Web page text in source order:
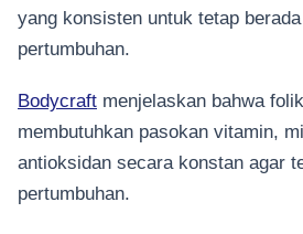
yang konsisten untuk tetap
pertumbuhan.
Bodycraft menjelaskan bahwa
membutuhkan pasokan vitamin,
antioksidan secara konstan agar
pertumbuhan.